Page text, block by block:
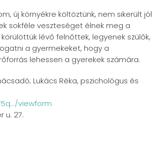
új környékre költöztünk, nem sikerült jól
sokféle veszteséget élnek meg a
lévő felnőttek, legyenek szülők,
a gyermekeket, hogy a
lehessen a gyerekek számára.
Lukács Réka, pszichológus és
viewform
u. 27.